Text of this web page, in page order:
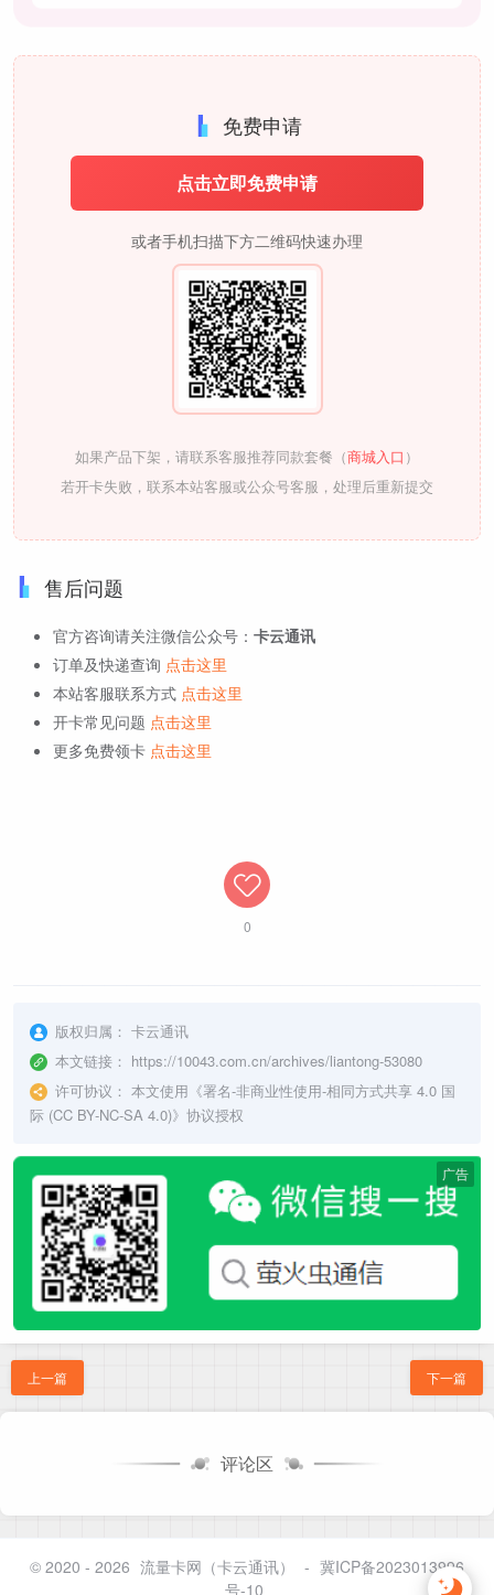
免费申请
点击立即免费申请
或者手机扫描下方二维码快速办理
如果产品下架，请联系客服推荐同款套餐（商城入口 ）
若开卡失败，联系本站客服或公众号客服，处理后重新提交
售后问题
官方咨询请关注微信公众号： 卡云通讯
订单及快递查询 点击这里
本站客服联系方式 点击这里
开卡常见问题 点击这里
更多免费领卡 点击这里
0
版权归属： 卡云通讯
本文链接： https://10043.com.cn/archives/liantong-53080
许可协议： 本文使用《署名-非商业性使用-相同方式共享 4.0 国
际 (CC BY-NC-SA 4.0)》协议授权
广告
上一篇 下一篇
评论区
© 2020 - 2026 流量卡网（卡云通讯） - 冀ICP备2023013996
号-10